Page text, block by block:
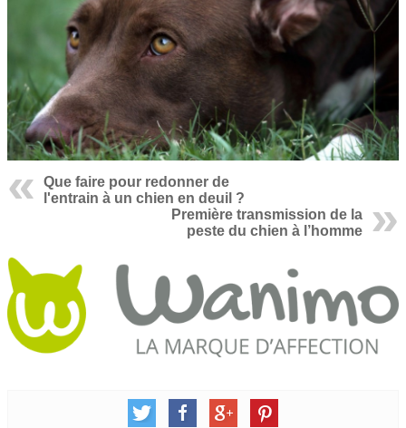
Que faire pour redonner de
l'entrain à un chien en deuil ?
Première transmission de la
peste du chien à l’homme